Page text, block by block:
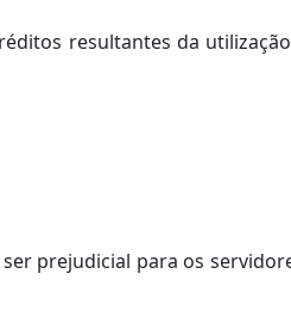
resultantes da
prejudicial para os